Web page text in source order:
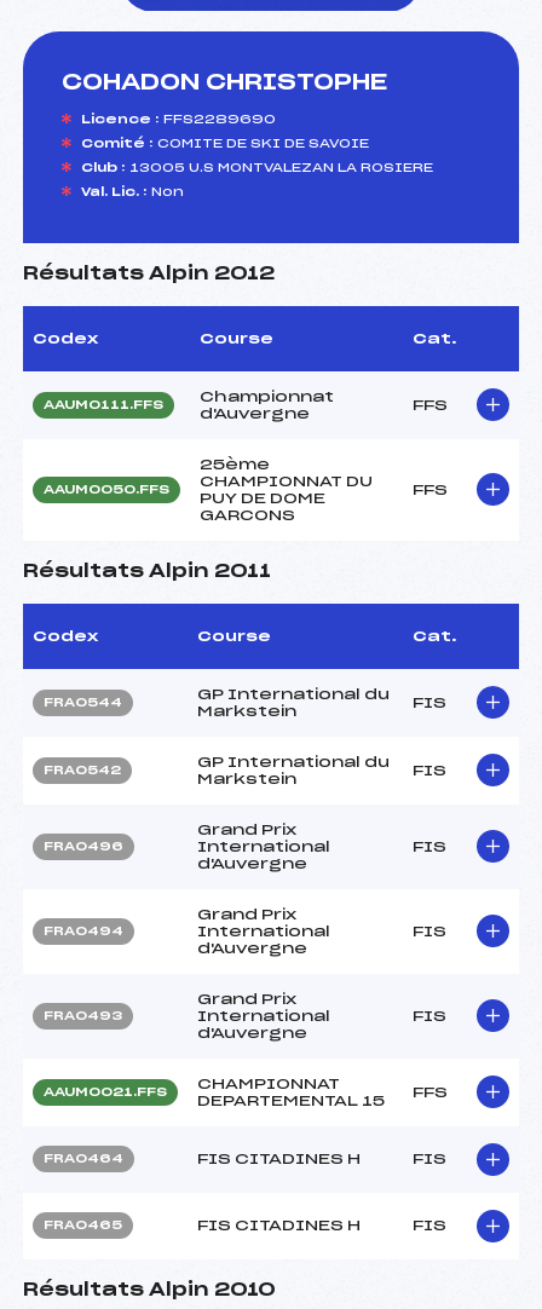
COHADON CHRISTOPHE
Licence : FFS2289690
Comité : COMITE DE SKI DE SAVOIE
Club : 13005 U.S MONTVALEZAN LA ROSIERE
Val. Lic. : Non
Résultats Alpin 2012
Codex Course Cat.
AAUM0111.FFS
Championnat
d'Auvergne
FFS
AAUM0050.FFS
25ème
CHAMPIONNAT DU
PUY DE DOME
GARCONS
FFS
Résultats Alpin 2011
Codex Course Cat.
FRA0544
GP International du
Markstein
FIS
FRA0542
GP International du
Markstein
FIS
FRA0496
Grand Prix
International
d'Auvergne
FIS
FRA0494
Grand Prix
International
d'Auvergne
FIS
FRA0493
Grand Prix
International
d'Auvergne
FIS
AAUM0021.FFS
CHAMPIONNAT
DEPARTEMENTAL 15
FFS
FRA0464 FIS CITADINES H FIS
FRA0465 FIS CITADINES H FIS
Résultats Alpin 2010